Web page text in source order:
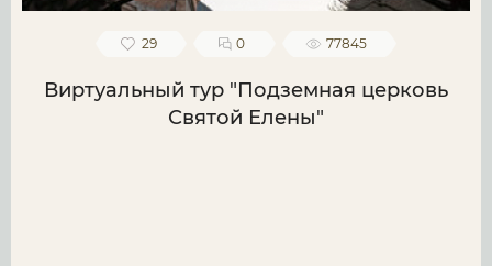
29 0 77845
Виртуальный тур "Подземная церковь
Святой Елены"